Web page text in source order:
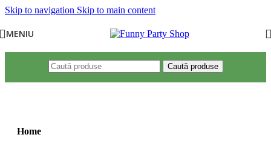
Skip to navigation Skip to main content
MENIU
Caută produse
Prima pagină/ Produse etichetate „costum fulg”
Home